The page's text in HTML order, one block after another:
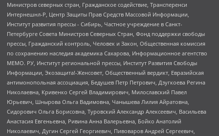
Министров северных стран, Гражданское содействие, Трансперенси
Интернешнл-Р, Центр Защиты Прав Средств Массовой Информации,
Институт развития прессы - Сибирь, Частное учреждение в Санкт-
Петербурге Совета Министров Северных Стран, Фонд поддержки свободы
прессы, Гражданский контроль, Человек и Закон, Общественная комиссия
по сохранению наследия академика Сахарова, Информационное агентство
МЕМО. РУ, Институт региональной прессы, Институт Развития Свободы
Информации, Экозащита!-Женсовет, Общественный вердикт, Евразийская
антимонопольная ассоциация, Бедушев Петр Петрович, Дзугкоева Регина
Николаевна, Кривенко Сергей Владимирович, Милославский Павел
Юрьевич, Шнырова Ольга Вадимовна, Чанышева Лилия Айратовна,
Сидорович Ольга Борисовна, Туровский Александр Алексеевич, Васильева
Анастасия Евгеньевна, Ривина Анна Валерьевна, Бойко Анатолий
Николаевич, Дугин Сергей Георгиевич, Пивоваров Андрей Сергеевич,